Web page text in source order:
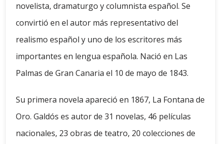
novelista, dramaturgo y columnista español. Se
convirtió en el autor más representativo del
realismo español y uno de los escritores más
importantes en lengua española. Nació en Las
Palmas de Gran Canaria el 10 de mayo de 1843.
Su primera novela apareció en 1867, La Fontana de
Oro. Galdós es autor de 31 novelas, 46 películas
nacionales, 23 obras de teatro, 20 colecciones de